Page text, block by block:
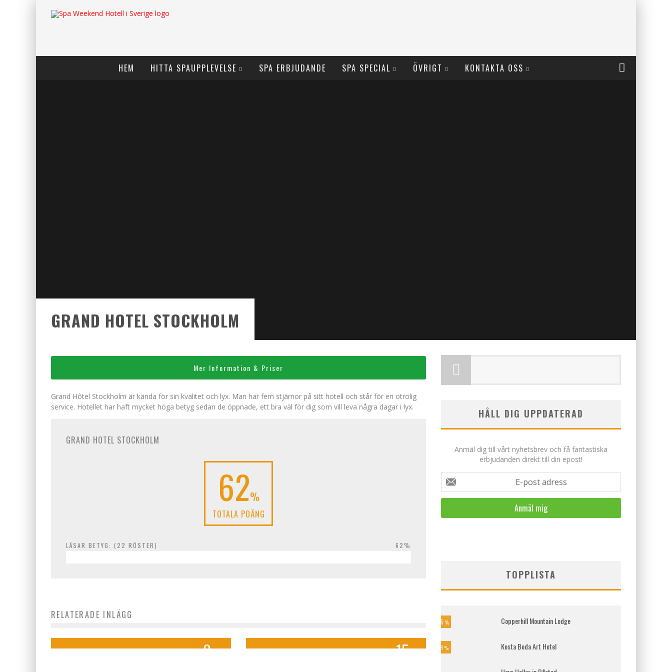
HEM HITTA SPAUPPLEVELSE SPA ERBJUDANDE SPA SPECIAL ÖVRIGT KONTAKTA OSS
GRAND HOTEL STOCKHOLM
Mer Information & Priser
Grand Hôtel Stockholm är kända för sin kvalitet och lyx. Man har fem stjärnor på sitt hotell och står för en otrolig
service. Hotellet har haft mycket höga betyg sedan de öppnade, ett bra väl för dig som vill leva några dagar i lyx.
GRAND HOTEL STOCKHOLM
62%
TOTALA POÄNG
LÄSAR BETYG: ( 22 RÖSTER) 62%
RELATERADE INLÄGG
8 15
HÅLL DIG UPPDATERAD
Anmäl dig till vårt nyhetsbrev och få fantastiska
erbjudanden direkt till din epost!
E-post adress
TOPPLISTA
45 % Copperhill Mountain Lodge
79 % Kosta Boda Art Hotel